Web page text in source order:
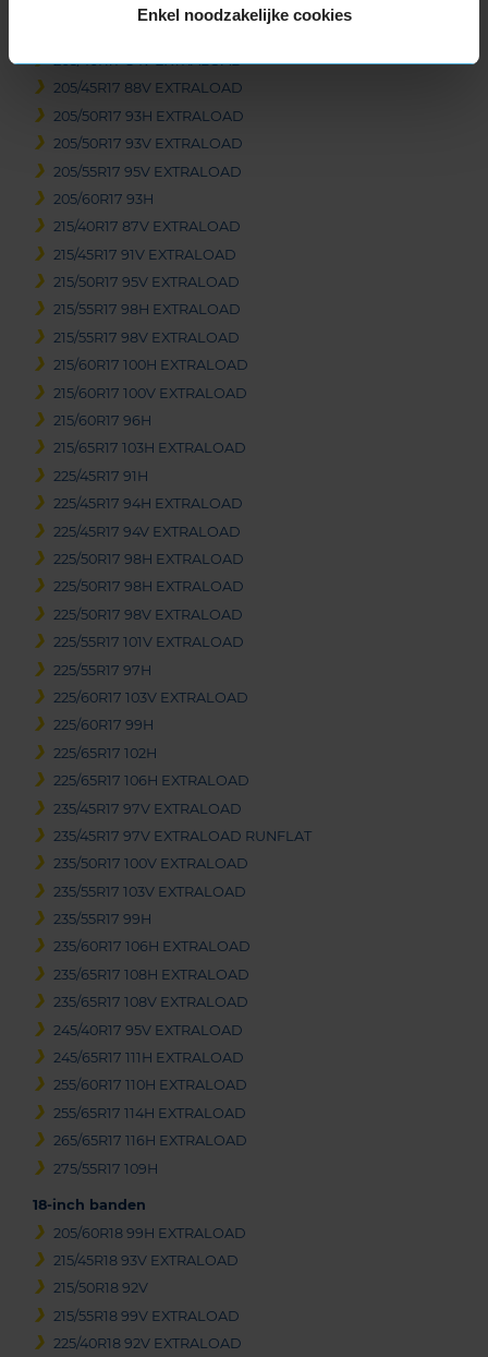
Enkel noodzakelijke cookies
205/40R17 84V EXTRALOAD
205/45R17 88V EXTRALOAD
205/50R17 93H EXTRALOAD
205/50R17 93V EXTRALOAD
205/55R17 95V EXTRALOAD
205/60R17 93H
215/40R17 87V EXTRALOAD
215/45R17 91V EXTRALOAD
215/50R17 95V EXTRALOAD
215/55R17 98H EXTRALOAD
215/55R17 98V EXTRALOAD
215/60R17 100H EXTRALOAD
215/60R17 100V EXTRALOAD
215/60R17 96H
215/65R17 103H EXTRALOAD
225/45R17 91H
225/45R17 94H EXTRALOAD
225/45R17 94V EXTRALOAD
225/50R17 98H EXTRALOAD
225/50R17 98H EXTRALOAD
225/50R17 98V EXTRALOAD
225/55R17 101V EXTRALOAD
225/55R17 97H
225/60R17 103V EXTRALOAD
225/60R17 99H
225/65R17 102H
225/65R17 106H EXTRALOAD
235/45R17 97V EXTRALOAD
235/45R17 97V EXTRALOAD RUNFLAT
235/50R17 100V EXTRALOAD
235/55R17 103V EXTRALOAD
235/55R17 99H
235/60R17 106H EXTRALOAD
235/65R17 108H EXTRALOAD
235/65R17 108V EXTRALOAD
245/40R17 95V EXTRALOAD
245/65R17 111H EXTRALOAD
255/60R17 110H EXTRALOAD
255/65R17 114H EXTRALOAD
265/65R17 116H EXTRALOAD
275/55R17 109H
18-inch banden
205/60R18 99H EXTRALOAD
215/45R18 93V EXTRALOAD
215/50R18 92V
215/55R18 99V EXTRALOAD
225/40R18 92V EXTRALOAD